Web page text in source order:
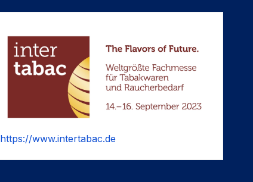
https://www.intertabac.de